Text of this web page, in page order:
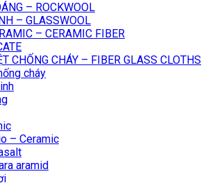
– ROCKWOOL
– GLASSWOOL
– CERAMIC FIBER
CHỐNG CHÁY – FIBER GLASS CLOTHS
cháy
– Ceramic
aramid